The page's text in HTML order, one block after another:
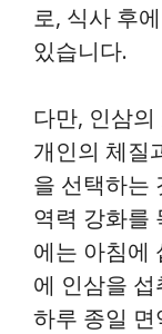
로, 식사 후
있습니다.
다만, 인삼
개인의 체질
을 선택하는
역력 강화를
에는 아침에
에 인삼을
하루 종일